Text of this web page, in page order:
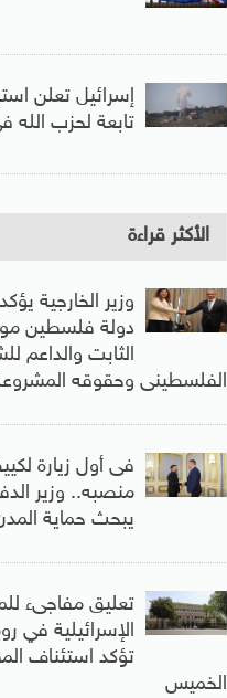
إسرائيل تعلن
تابعة لحزب الله
الأكثر قراءة
وزير الخارجية
دولة فلسطين
الثابت والداعم
الفلسطينى وحقوقه
فى أول زيارة
منصبه.. وزير
يبحث حماية المدن
تعليق مفاجىء
الإسرائيلية في
تؤكد استئناف
الخميس